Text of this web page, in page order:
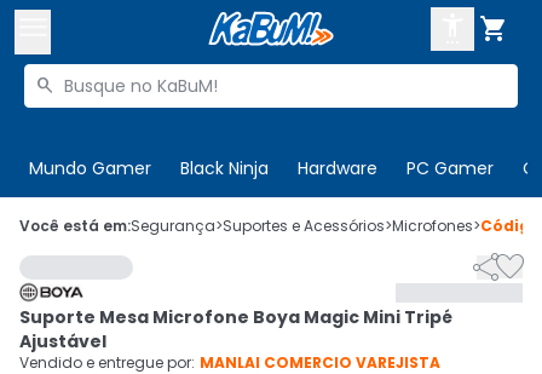

Buscar produtos

Mundo Gamer Black Ninja Hardware PC Gamer
 Olá. Acesse sua conta
 Departamentos
Cupons
CADASTRE-SE
Você está em:Segurança>Suportes e Acessórios>Microfones>

Suporte Mesa Microfone Boya Magic Mini Tripé
Ajustável
Vendido e entregue por: MANLAI COMERCIO VAREJISTA